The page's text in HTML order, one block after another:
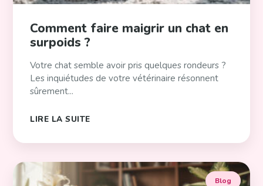
Comment faire maigrir un chat en
surpoids ?
Votre chat semble avoir pris quelques rondeurs ?
Les inquiétudes de votre vétérinaire résonnent
sûrement...
LIRE LA SUITE
Blog